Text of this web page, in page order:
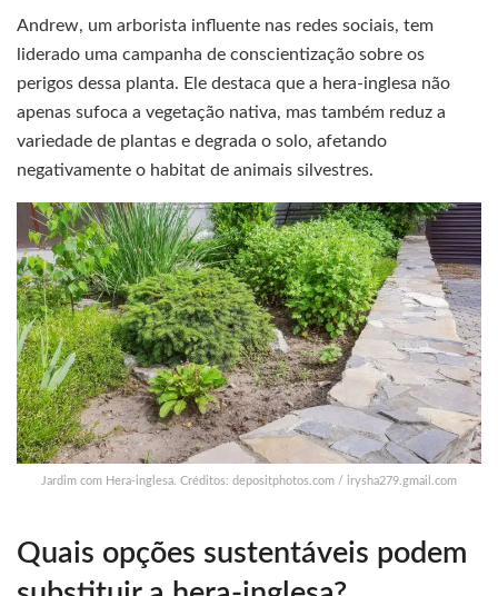
Andrew, um arborista influente nas redes sociais, tem
liderado uma campanha de conscientização sobre os
perigos dessa planta. Ele destaca que a hera-inglesa não
apenas sufoca a vegetação nativa, mas também reduz a
variedade de plantas e degrada o solo, afetando
negativamente o habitat de animais silvestres.
Jardim com Hera-inglesa. Créditos: depositphotos.com / irysha279.gmail.com
Quais opções sustentáveis podem